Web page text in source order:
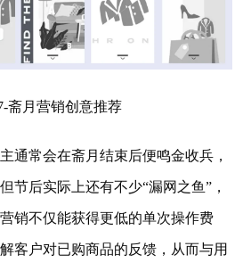
斋月营销创意推荐
通常会在斋月结束后便鸣金收兵，
节后实际上还有不少“漏网之鱼”，
销不仅能获得更低的单次操作费
客户对已购商品的反馈，从而与用